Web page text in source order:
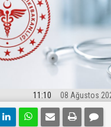
11:10 08 Ağustos